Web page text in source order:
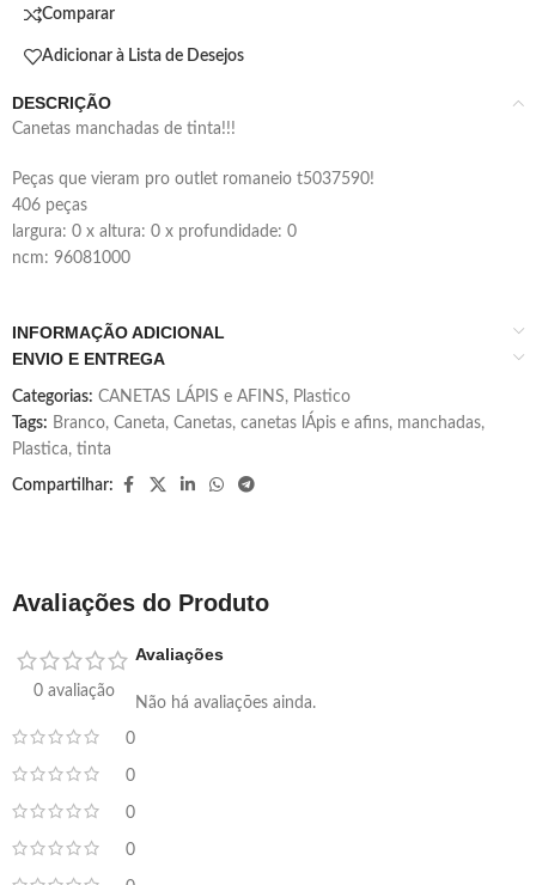
Comparar
Adicionar à Lista de Desejos
DESCRIÇÃO
canetas manchadas de tinta!!!
peças que vieram pro outlet romaneio t5037590!
406 peças
largura: 0 x altura: 0 x profundidade: 0
ncm: 96081000
INFORMAÇÃO ADICIONAL
ENVIO E ENTREGA
Categorias: CANETAS LÁPIS e AFINS, Plastico
Tags: Branco, Caneta, Canetas, canetas lÁpis e afins, manchadas,
Plastica, tinta
Compartilhar:
Avaliações do Produto
0 avaliação
0
0
0
0
Avaliações
Não há avaliações ainda.